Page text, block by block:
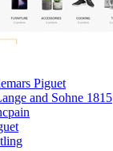
Piguet
and Sohne 1815